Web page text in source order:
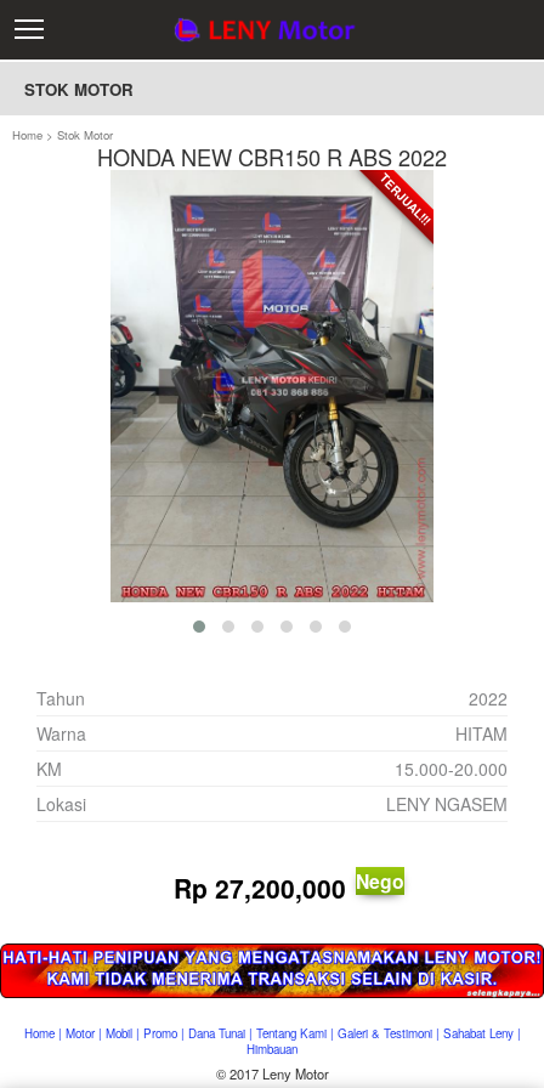
STOK MOTOR
Home > Stok Motor
HONDA NEW CBR150 R ABS 2022
TERJUAL!!!
Tahun
2022
Warna
HITAM
KM
15.000-20.000
Lokasi
LENY NGASEM
Rp 27,200,000 Nego
Home| Motor| Mobil| Promo| Dana Tunai| Tentang Kami| Galeri & Testimoni| Sahabat Leny|
Himbauan
© 2017 Leny Motor